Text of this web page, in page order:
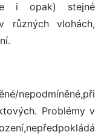
i opak) stejné
různých vlohách,
nepodmíněné,při
Problémy v